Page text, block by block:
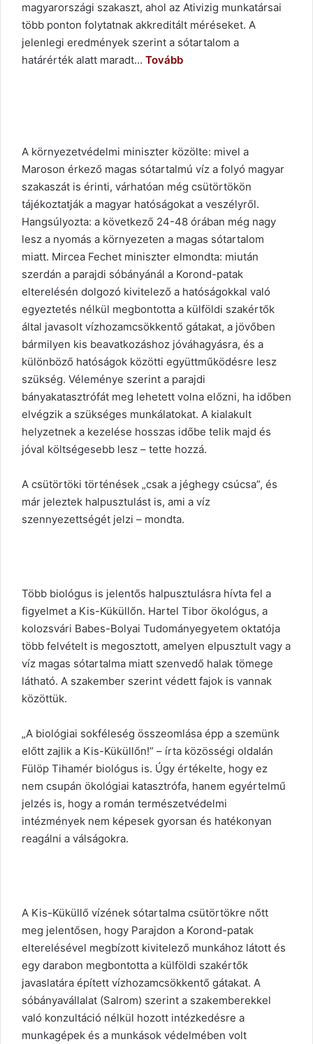
magyarországi szakaszt, ahol az Ativizig munkatársai
több ponton folytatnak akkreditált méréseket. A
jelenlegi eredmények szerint a sótartalom a
határérték alatt maradt… Tovább
A környezetvédelmi miniszter közölte: mivel a
Maroson érkező magas sótartalmú víz a folyó magyar
szakaszát is érinti, várhatóan még csütörtökön
tájékoztatják a magyar hatóságokat a veszélyről.
Hangsúlyozta: a következő 24-48 órában még nagy
lesz a nyomás a környezeten a magas sótartalom
miatt. Mircea Fechet miniszter elmondta: miután
szerdán a parajdi sóbányánál a Korond-patak
elterelésén dolgozó kivitelező a hatóságokkal való
egyeztetés nélkül megbontotta a külföldi szakértők
által javasolt vízhozamcsökkentő gátakat, a jövőben
bármilyen kis beavatkozáshoz jóváhagyásra, és a
különböző hatóságok közötti együttműködésre lesz
szükség. Véleménye szerint a parajdi
bányakatasztrófát meg lehetett volna előzni, ha időben
elvégzik a szükséges munkálatokat. A kialakult
helyzetnek a kezelése hosszas időbe telik majd és
jóval költségesebb lesz – tette hozzá.
A csütörtöki történések „csak a jéghegy csúcsa”, és
már jeleztek halpusztulást is, ami a víz
szennyezettségét jelzi – mondta.
Több biológus is jelentős halpusztulásra hívta fel a
figyelmet a Kis-Küküllőn. Hartel Tibor ökológus, a
kolozsvári Babes-Bolyai Tudományegyetem oktatója
több felvételt is megosztott, amelyen elpusztult vagy a
víz magas sótartalma miatt szenvedő halak tömege
látható. A szakember szerint védett fajok is vannak
közöttük.
„A biológiai sokféleség összeomlása épp a szemünk
előtt zajlik a Kis-Küküllőn!” – írta közösségi oldalán
Fülöp Tihamér biológus is. Úgy értékelte, hogy ez
nem csupán ökológiai katasztrófa, hanem egyértelmű
jelzés is, hogy a román természetvédelmi
intézmények nem képesek gyorsan és hatékonyan
reagálni a válságokra.
A Kis-Küküllő vízének sótartalma csütörtökre nőtt
meg jelentősen, hogy Parajdon a Korond-patak
elterelésével megbízott kivitelező munkához látott és
egy darabon megbontotta a külföldi szakértők
javaslatára épített vízhozamcsökkentő gátakat. A
sóbányavállalat (Salrom) szerint a szakemberekkel
való konzultáció nélkül hozott intézkedésre a
munkagépek és a munkások védelmében volt